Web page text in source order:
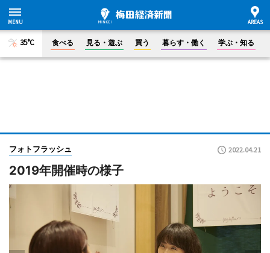
35°C 食べる 見る・遊ぶ 買う 暮らす・働く 学ぶ・知る
フォトフラッシュ 2022.04.21
2019年開催時の様子